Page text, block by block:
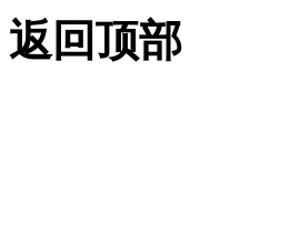
返回顶部